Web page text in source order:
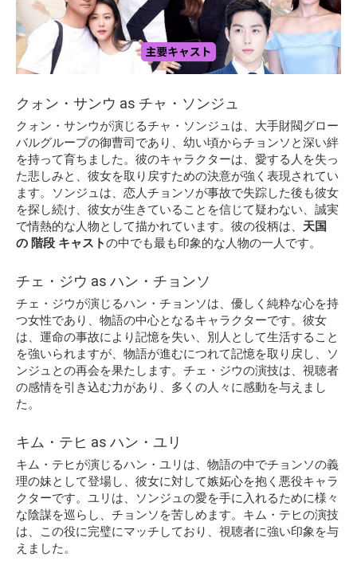
クォン・サンウ as チャ・ソンジュ
クォン・サンウが演じるチャ・ソンジュは、大手財閥グロー
バルグループの御曹司であり、幼い頃からチョンソと深い絆
を持って育ちました。彼のキャラクターは、愛する人を失っ
た悲しみと、彼女を取り戻すための決意が強く表現されてい
ます。ソンジュは、恋人チョンソが事故で失踪した後も彼女
を探し続け、彼女が生きていることを信じて疑わない、誠実
で情熱的な人物として描かれています。彼の役柄は、 天国
の 階段 キャストの中でも最も印象的な人物の一人です。
チェ・ジウ as ハン・チョンソ
チェ・ジウが演じるハン・チョンソは、優しく純粋な心を持
つ女性であり、物語の中心となるキャラクターです。彼女
は、運命の事故により記憶を失い、別人として生活すること
を強いられますが、物語が進むにつれて記憶を取り戻し、ソ
ンジュとの再会を果たします。チェ・ジウの演技は、視聴者
の感情を引き込む力があり、多くの人々に感動を与えまし
た。
キム・テヒ as ハン・ユリ
キム・テヒが演じるハン・ユリは、物語の中でチョンソの義
理の妹として登場し、彼女に対して嫉妬心を抱く悪役キャラ
クターです。ユリは、ソンジュの愛を手に入れるために様々
な陰謀を巡らし、チョンソを苦しめます。キム・テヒの演技
は、この役に完璧にマッチしており、視聴者に強い印象を与
えました。